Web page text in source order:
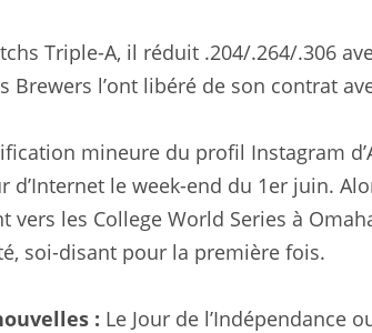
Triple-A, il réduit .204/.264/.306
Brewers l’ont libéré de son contrat
mineure du profil Instagram
d’Internet le week-end du 1er juin.
vers les College World Series à
soi-disant pour la première fois.
: Le Jour de l’Indépendance